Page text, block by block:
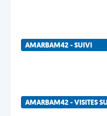
AMARBAM42 - SUIVI
AMARBAM42 - VISITES